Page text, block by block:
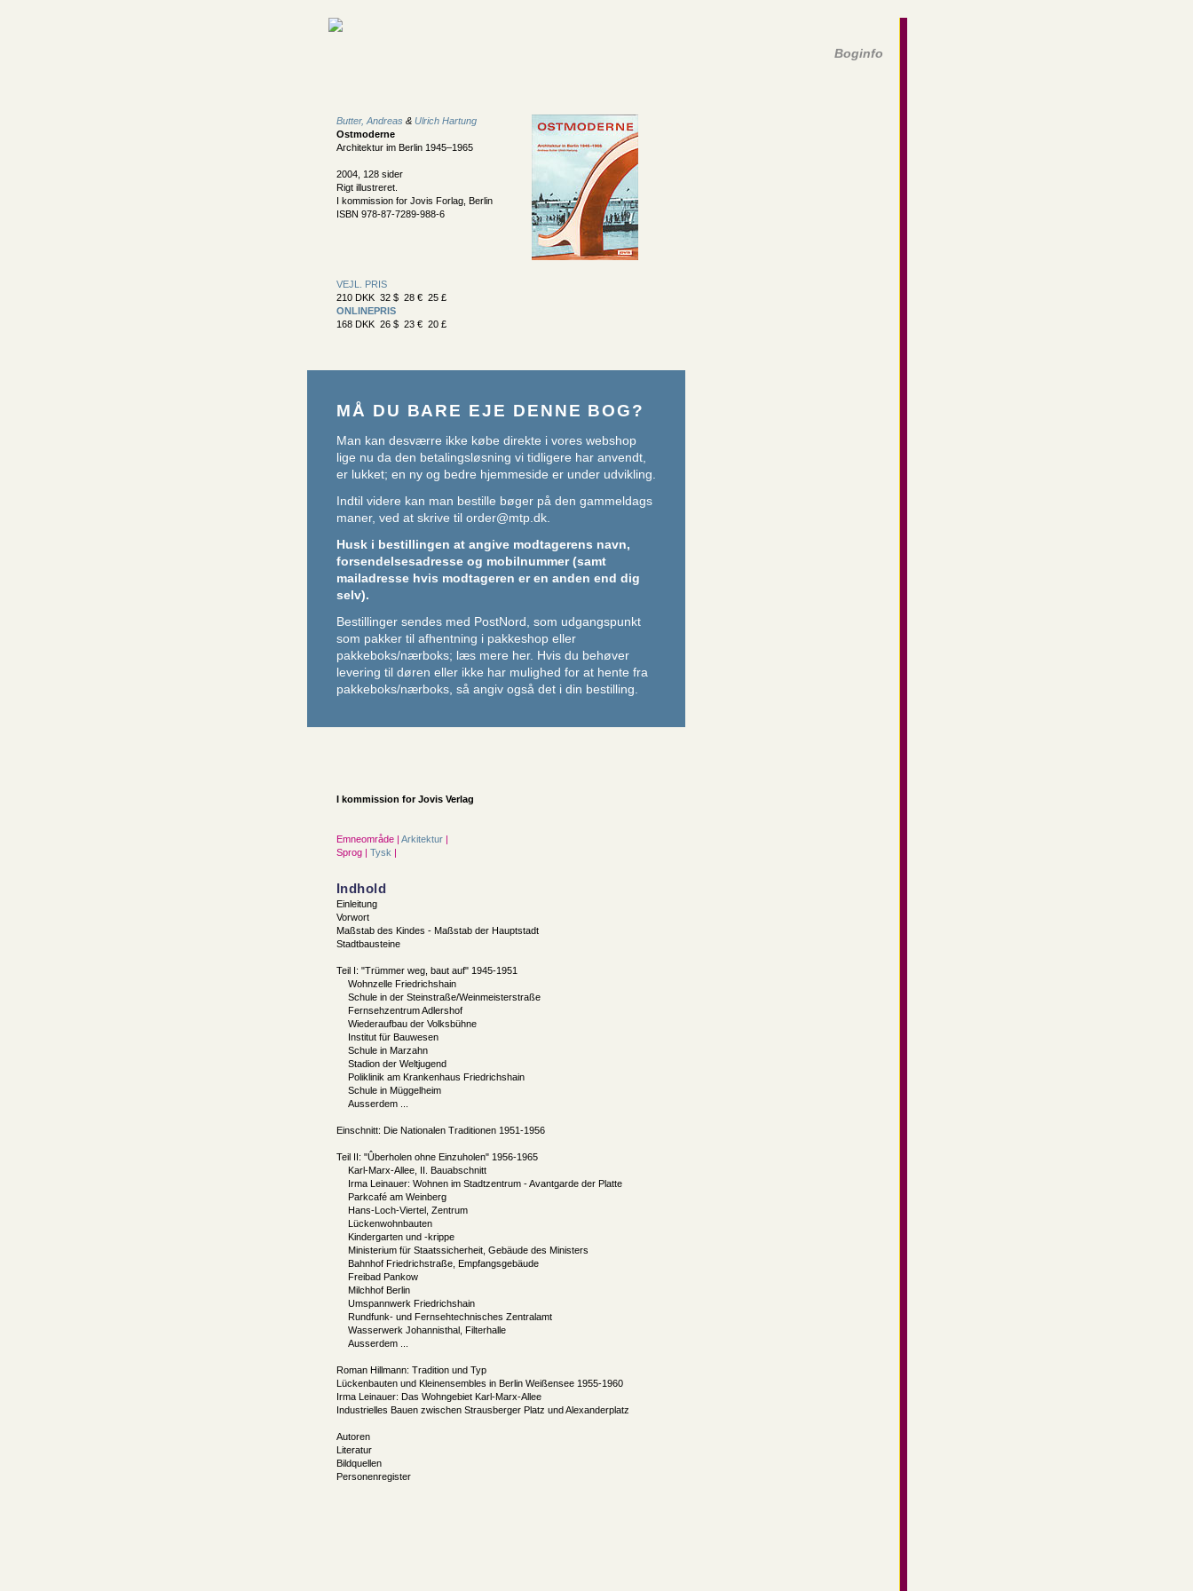
Boginfo
Butter, Andreas & Ulrich Hartung
Ostmoderne
Architektur im Berlin 1945–1965
2004, 128 sider
Rigt illustreret.
I kommission for Jovis Forlag, Berlin
ISBN 978-87-7289-988-6
VEJL. PRIS
210 DKK 32 $ 28 € 25 £
ONLINEPRIS
168 DKK 26 $ 23 € 20 £
MÅ DU BARE EJE DENNE BOG?
Man kan desværre ikke købe direkte i vores webshop
lige nu da den betalingsløsning vi tidligere har anvendt,
er lukket; en ny og bedre hjemmeside er under udvikling.
Indtil videre kan man bestille bøger på den gammeldags
maner, ved at skrive til order@mtp.dk.
Husk i bestillingen at angive modtagerens navn,
forsendelsesadresse og mobilnummer (samt
mailadresse hvis modtageren er en anden end dig
selv).
Bestillinger sendes med PostNord, som udgangspunkt
som pakker til afhentning i pakkeshop eller
pakkeboks/nærboks; læs mere her. Hvis du behøver
levering til døren eller ikke har mulighed for at hente fra
pakkeboks/nærboks, så angiv også det i din bestilling.
I kommission forJovis Verlag
Emneområde | Arkitektur |
Sprog | Tysk |
Indhold
Einleitung
Vorwort
Maßstab des Kindes - Maßstab der Hauptstadt
Stadtbausteine
Teil I: "Trümmer weg, baut auf" 1945-1951
Wohnzelle Friedrichshain
Schule in der Steinstraße/Weinmeisterstraße
Fernsehzentrum Adlershof
Wiederaufbau der Volksbühne
Institut für Bauwesen
Schule in Marzahn
Stadion der Weltjugend
Poliklinik am Krankenhaus Friedrichshain
Schule in Müggelheim
Ausserdem ...
Einschnitt: Die Nationalen Traditionen 1951-1956
Teil II: "Ûberholen ohne Einzuholen" 1956-1965
Karl-Marx-Allee, II. Bauabschnitt
Irma Leinauer: Wohnen im Stadtzentrum - Avantgarde der Platte
Parkcafé am Weinberg
Hans-Loch-Viertel, Zentrum
Lückenwohnbauten
Kindergarten und -krippe
Ministerium für Staatssicherheit, Gebäude des Ministers
Bahnhof Friedrichstraße, Empfangsgebäude
Freibad Pankow
Milchhof Berlin
Umspannwerk Friedrichshain
Rundfunk- und Fernsehtechnisches Zentralamt
Wasserwerk Johannisthal, Filterhalle
Ausserdem ...
Roman Hillmann: Tradition und Typ
Lückenbauten und Kleinensembles in Berlin Weißensee 1955-1960
Irma Leinauer: Das Wohngebiet Karl-Marx-Allee
Industrielles Bauen zwischen Strausberger Platz und Alexanderplatz
Autoren
Literatur
Bildquellen
Personenregister